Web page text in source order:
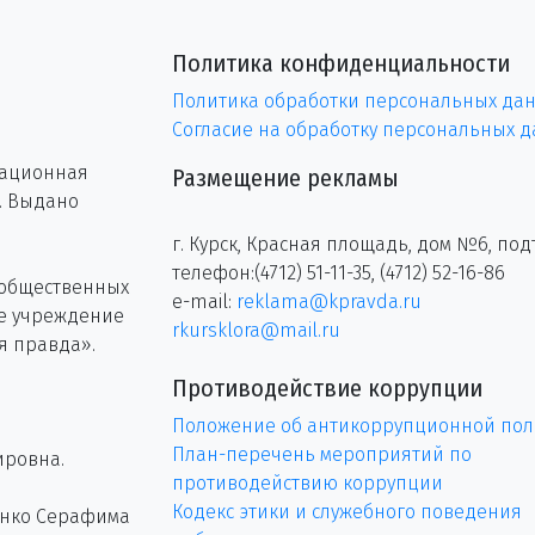
Выдано
учреждение
правда».
Серафима
Политика конфиденциальности
Политика обработки персональных
Согласие на обработку персональных
Размещение рекламы
г. Курск, Красная площадь, дом №6,
телефон:(4712) 51-11-35, (4712) 52-16-86
e-mail: reklama@kpravda.ru
rkursklora@mail.ru
Противодействие коррупции
Положение об антикоррупционной
План-перечень мероприятий по
противодействию коррупции
Кодекс этики и служебного поведения